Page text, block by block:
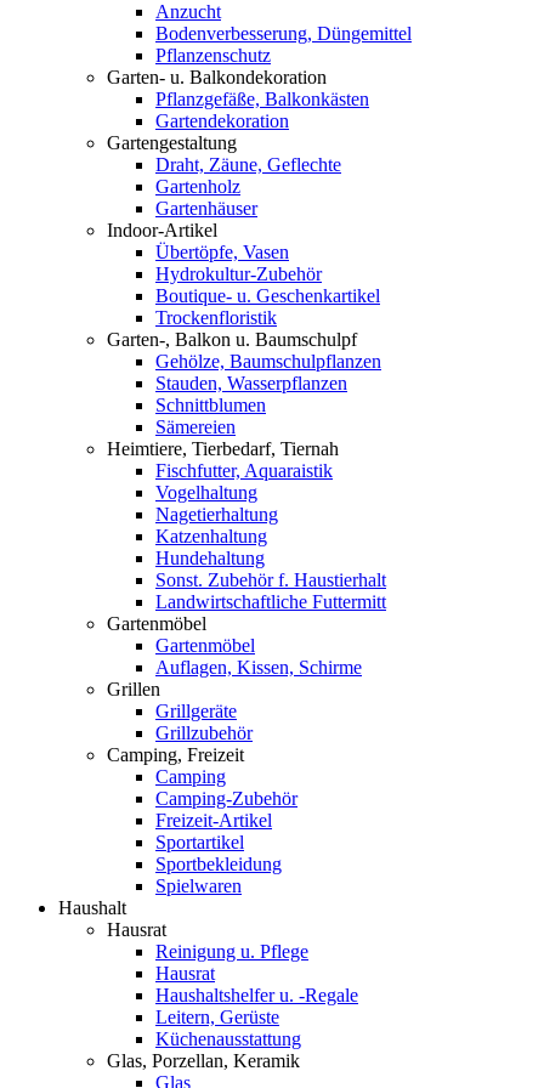
Anzucht
Bodenverbesserung, Düngemittel
Pflanzenschutz
Garten- u. Balkondekoration
Pflanzgefäße, Balkonkästen
Gartendekoration
Gartengestaltung
Draht, Zäune, Geflechte
Gartenholz
Gartenhäuser
Indoor-Artikel
Übertöpfe, Vasen
Hydrokultur-Zubehör
Boutique- u. Geschenkartikel
Trockenfloristik
Garten-, Balkon u. Baumschulpf
Gehölze, Baumschulpflanzen
Stauden, Wasserpflanzen
Schnittblumen
Sämereien
Heimtiere, Tierbedarf, Tiernah
Fischfutter, Aquaraistik
Vogelhaltung
Nagetierhaltung
Katzenhaltung
Hundehaltung
Sonst. Zubehör f. Haustierhalt
Landwirtschaftliche Futtermitt
Gartenmöbel
Gartenmöbel
Auflagen, Kissen, Schirme
Grillen
Grillgeräte
Grillzubehör
Camping, Freizeit
Camping
Camping-Zubehör
Freizeit-Artikel
Sportartikel
Sportbekleidung
Spielwaren
Haushalt
Hausrat
Reinigung u. Pflege
Hausrat
Haushaltshelfer u. -Regale
Leitern, Gerüste
Küchenausstattung
Glas, Porzellan, Keramik
Glas